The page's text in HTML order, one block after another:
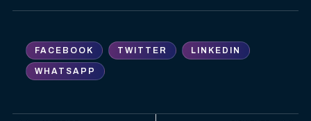
FACEBOOK TWITTER LINKEDIN
WHATSAPP